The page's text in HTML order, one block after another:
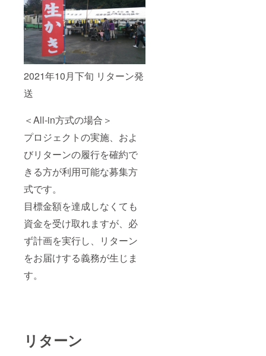
2021年10月下旬 リターン発
送
＜All-in方式の場合＞
プロジェクトの実施、およ
びリターンの履行を確約で
きる方が利用可能な募集方
式です。
目標金額を達成しなくても
資金を受け取れますが、必
ず計画を実行し、リターン
をお届けする義務が生じま
す。
リターン